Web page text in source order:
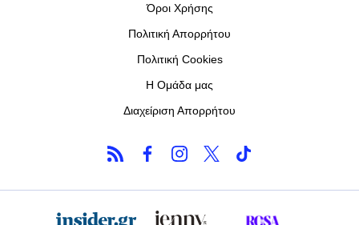
Όροι Χρήσης
Πολιτική Απορρήτου
Πολιτική Cookies
Η Ομάδα μας
Διαχείριση Απορρήτου